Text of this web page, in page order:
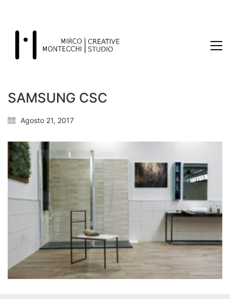
SAMSUNG CSC
Agosto 21, 2017